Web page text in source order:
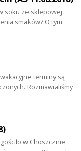
soku ze sklepowej
smaków? O tym
terminy są
Rozmawialiśmy
w Choszcznie.